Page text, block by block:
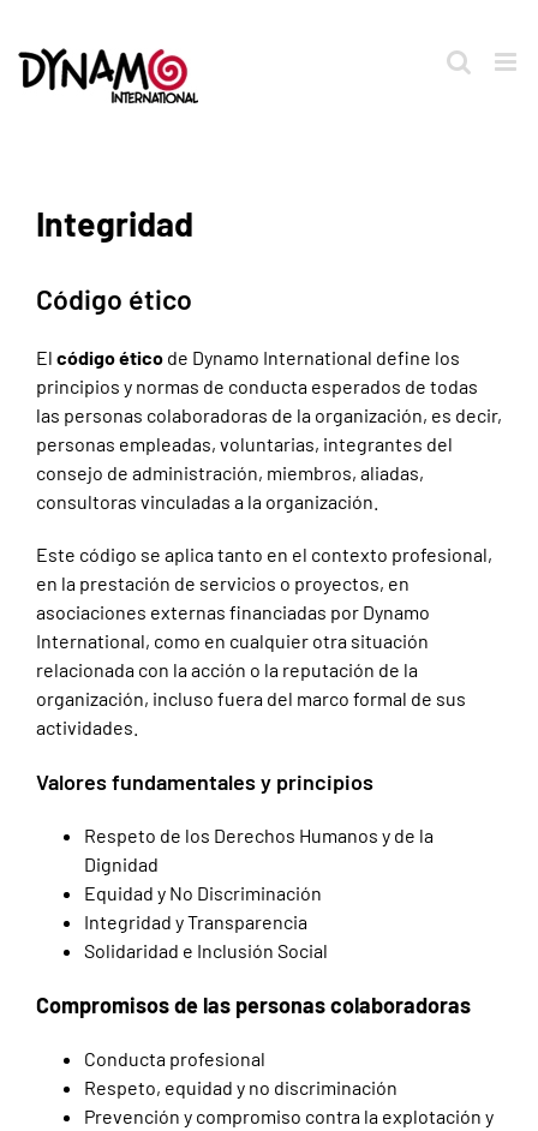
contenido
Integridad
Código ético
El código éticode Dynamo International define los
principios y normas de conducta esperados de todas
las personas colaboradoras de la organización, es decir,
personas empleadas, voluntarias, integrantes del
consejo de administración, miembros, aliadas,
consultoras vinculadas a la organización.
Este código se aplica tanto en el contexto profesional,
en la prestación de servicios o proyectos, en
asociaciones externas financiadas por Dynamo
International, como en cualquier otra situación
relacionada con la acción o la reputación de la
organización, incluso fuera del marco formal de sus
actividades.
Valores fundamentales y principios
Respeto de los Derechos Humanos y de la
Dignidad
Equidad y No Discriminación
Integridad y Transparencia
Solidaridad e Inclusión Social
Compromisos de las personas colaboradoras
Conducta profesional
Respeto, equidad y no discriminación
Prevención y compromiso contra la explotación y